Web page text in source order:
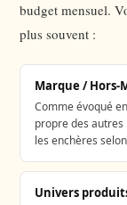
budget mensuel.
plus souvent :
Marque / Hors-
Comme évoqué
propre des
les enchères
Univers